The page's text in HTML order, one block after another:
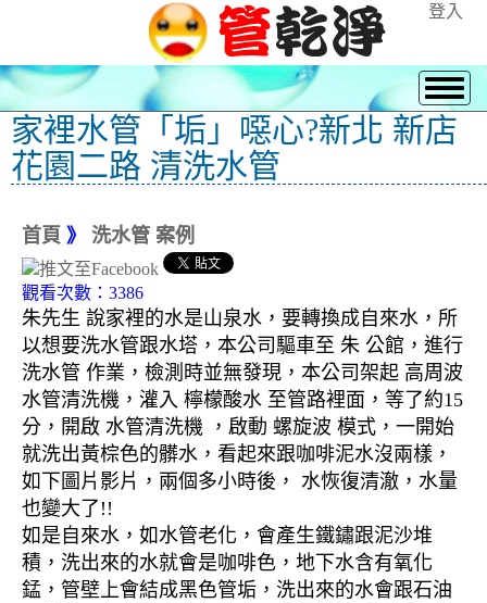
登入
家裡水管「垢」噁心?新北 新店
花園二路 清洗水管
首頁 》 洗水管 案例
觀看次數：3386
朱先生 說家裡的水是山泉水，要轉換成自來水，所
以想要洗水管跟水塔，本公司驅車至 朱 公館，進行
洗水管 作業，檢測時並無發現，本公司架起 高周波
水管清洗機，灌入 檸檬酸水 至管路裡面，等了約15
分，開啟 水管清洗機 ，啟動 螺旋波 模式，一開始
就洗出黃棕色的髒水，看起來跟咖啡泥水沒兩樣，
如下圖片影片，兩個多小時後， 水恢復清澈，水量
也變大了!!
如是自來水，如水管老化，會產生鐵鏽跟泥沙堆
積，洗出來的水就會是咖啡色，地下水含有氧化
錳，管壁上會結成黑色管垢，洗出來的水會跟石油